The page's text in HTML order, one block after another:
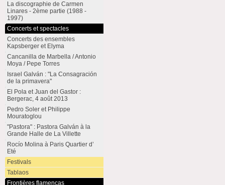
La discographie de Carmen
Linares - 2ème partie (1988 -
1997)
Concerts et spectacles
Concerts des ensembles
Kapsberger et Elyma
Cancanilla de Marbella / Antonio
Moya / Pepe Torres
Israel Galván : "La Consagración
de la primavera"
El Pola et Juan del Gastor :
Bergerac, 4 août 2013
Pedro Soler et Philippe
Mouratoglou
"Pastora" : Pastora Galván à la
Grande Halle de La Villette
Rocío Molina à Paris Quartier d’
Eté
Festivals
Tablaos
Frontières flamencas